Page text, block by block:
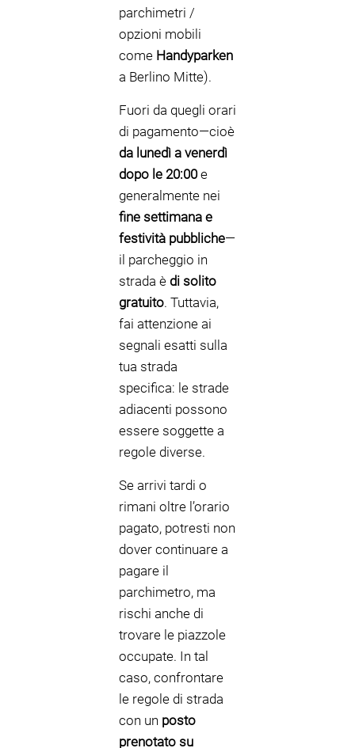
parchimetri /
opzioni mobili
come Handyparken
a Berlino Mitte).
Fuori da quegli orari
di pagamento—cioè
da lunedì a venerdì
dopo le 20:00e
generalmente nei
fine settimana e
festività pubbliche—
il parcheggio in
strada è di solito
gratuito. Tuttavia,
fai attenzione ai
segnali esatti sulla
tua strada
specifica: le strade
adiacenti possono
essere soggette a
regole diverse.
Se arrivi tardi o
rimani oltre l’orario
pagato, potresti non
dover continuare a
pagare il
parchimetro, ma
rischi anche di
trovare le piazzole
occupate. In tal
caso, confrontare
le regole di strada
con un posto
prenotato su